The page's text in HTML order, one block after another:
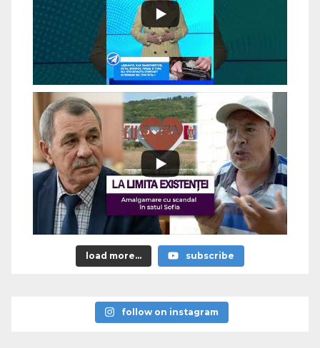
load more... subscribe
follow on instagram